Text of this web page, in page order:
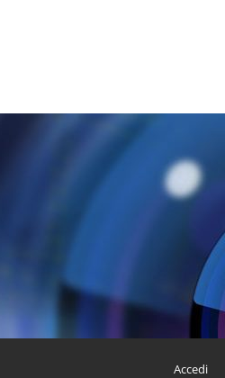
Accedi